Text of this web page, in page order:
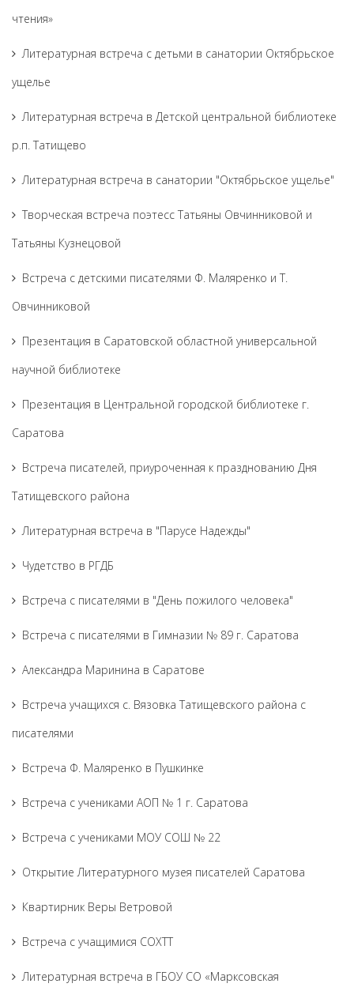
чтения»
Литературная встреча с детьми в санатории Октябрьское
ущелье
Литературная встреча в Детской центральной библиотеке
р.п. Татищево
Литературная встреча в санатории "Октябрьское ущелье"
Творческая встреча поэтесс Татьяны Овчинниковой и
Татьяны Кузнецовой
Встреча с детскими писателями Ф. Маляренко и Т.
Овчинниковой
Презентация в Саратовской областной универсальной
научной библиотеке
Презентация в Центральной городской библиотеке г.
Саратова
Встреча писателей, приуроченная к празднованию Дня
Татищевского района
Литературная встреча в "Парусе Надежды"
Чудетство в РГДБ
Встреча с писателями в "День пожилого человека"
Встреча с писателями в Гимназии № 89 г. Саратова
Александра Маринина в Саратове
Встреча учащихся с. Вязовка Татищевского района с
писателями
Встреча Ф. Маляренко в Пушкинке
Встреча с учениками АОП № 1 г. Саратова
Встреча с учениками МОУ СОШ № 22
Открытие Литературного музея писателей Саратова
Квартирник Веры Ветровой
Встреча с учащимися СОХТТ
Литературная встреча в ГБОУ СО «Марксовская